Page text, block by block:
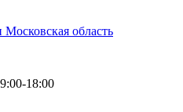
область
18:00